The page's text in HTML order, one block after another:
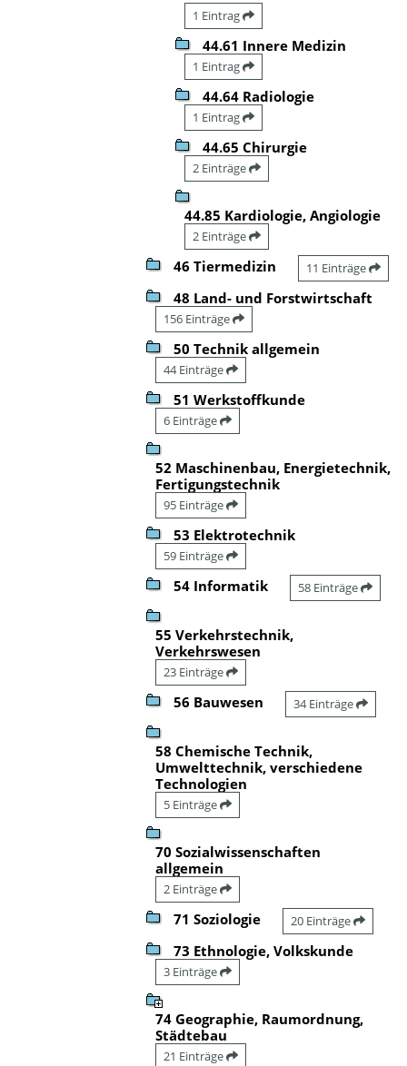
1 Eintrag
44.61 Innere Medizin
1 Eintrag
44.64 Radiologie
1 Eintrag
44.65 Chirurgie
2 Einträge
44.85 Kardiologie, Angiologie
2 Einträge
46 Tiermedizin 11 Einträge
48 Land- und Forstwirtschaft
156 Einträge
50 Technik allgemein
44 Einträge
51 Werkstoffkunde
6 Einträge
52 Maschinenbau, Energietechnik,
Fertigungstechnik
95 Einträge
53 Elektrotechnik
59 Einträge
54 Informatik 58 Einträge
55 Verkehrstechnik,
Verkehrswesen
23 Einträge
56 Bauwesen 34 Einträge
58 Chemische Technik,
Umwelttechnik, verschiedene
Technologien
5 Einträge
70 Sozialwissenschaften
allgemein
2 Einträge
71 Soziologie 20 Einträge
73 Ethnologie, Volkskunde
3 Einträge
74 Geographie, Raumordnung,
Städtebau
21 Einträge